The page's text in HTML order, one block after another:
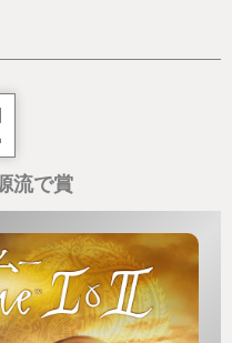
まいましたが、
流で賞